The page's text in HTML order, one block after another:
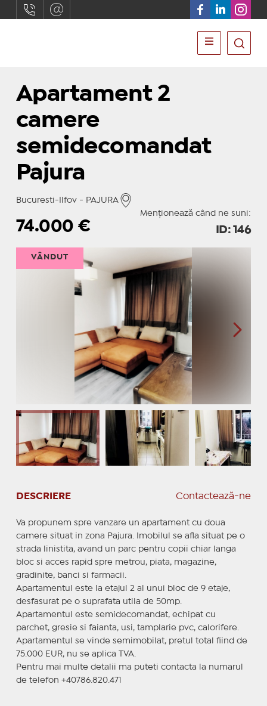
Apartament 2
camere
semidecomandat
Pajura
Bucuresti-Ilfov - PAJURA
Menționează când ne suni:
74.000€ ID: 146
VÂNDUT
DESCRIERE Contactează-ne
Va propunem spre vanzare un apartament cu doua
camere situat in zona Pajura. Imobilul se afla situat pe o
strada linistita, avand un parc pentru copii chiar langa
bloc si acces rapid spre metrou, piata, magazine,
gradinite, banci si farmacii.
Apartamentul este la etajul 2 al unui bloc de 9 etaje,
desfasurat pe o suprafata utila de 50mp.
Apartamentul este semidecomandat, echipat cu
parchet, gresie si faianta, usi, tamplarie pvc, calorifere.
Apartamentul se vinde semimobilat, pretul total fiind de
75.000 EUR, nu se aplica TVA.
Pentru mai multe detalii ma puteti contacta la numarul
de telefon +40786.820.471